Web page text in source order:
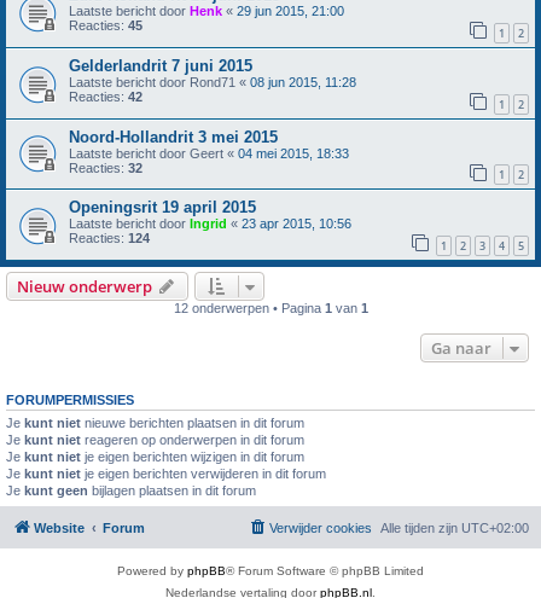
Laatste bericht door Henk « 29 jun 2015, 21:00
Reacties: 45 1 2
Gelderlandrit 7 juni 2015
Laatste bericht door Rond71 « 08 jun 2015, 11:28
Reacties: 42 1 2
Noord-Hollandrit 3 mei 2015
Laatste bericht door Geert « 04 mei 2015, 18:33
Reacties: 32 1 2
Openingsrit 19 april 2015
Laatste bericht door Ingrid « 23 apr 2015, 10:56
Reacties: 124 1 2 3 4 5
Nieuw onderwerp
12 onderwerpen • Pagina 1 van 1
Ga naar
FORUMPERMISSIES
Je kunt niet nieuwe berichten plaatsen in dit forum
Je kunt niet reageren op onderwerpen in dit forum
Je kunt niet je eigen berichten wijzigen in dit forum
Je kunt niet je eigen berichten verwijderen in dit forum
Je kunt geen bijlagen plaatsen in dit forum
Website Forum Alle tijden zijn UTC+02:00
Verwijder cookies
Powered by phpBB® Forum Software © phpBB Limited
Nederlandse vertaling doorphpBB.nl